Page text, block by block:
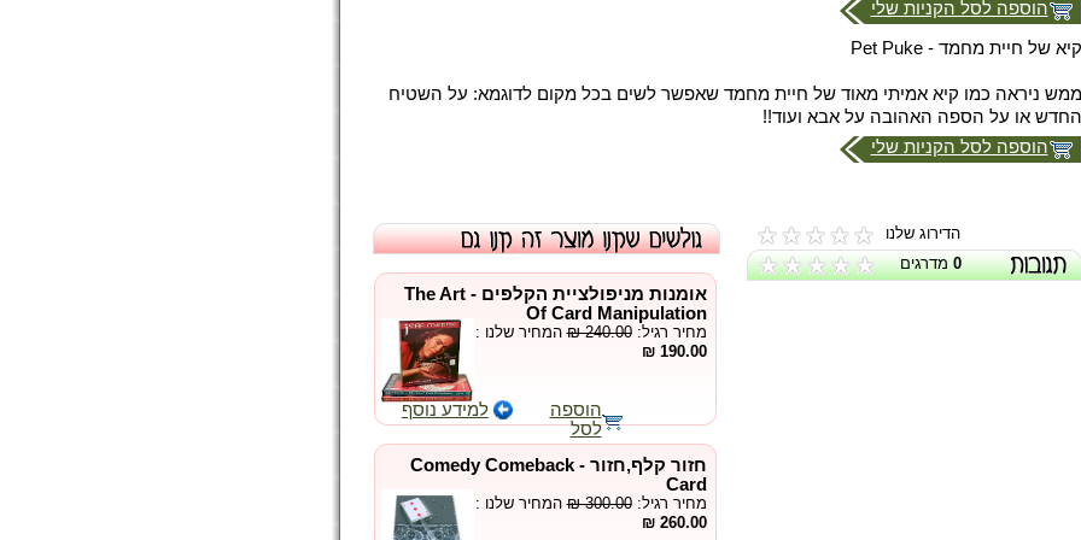
הוספה לסל הקניות שלי
קיא של חיית מחמד - Pet Puke
ממש ניראה כמו קיא אמיתי מאוד של חיית מחמד שאפשר לשים בכל מקום לדוגמא: על השטיח
החדש או על הספה האהובה על אבא ועוד!!
הוספה לסל הקניות שלי
הדירוג שלנו
0מדרגים
אומנות מניפולציית הקלפים - The Art
Of Card Manipulation
מחיר רגיל:₪ 240.00המחיר שלנו :
190.00 ₪
הוספה
לסל
למידע נוסף
חזור קלף,חזור - Comedy Comeback
Card
מחיר רגיל:₪ 300.00המחיר שלנו :
260.00 ₪